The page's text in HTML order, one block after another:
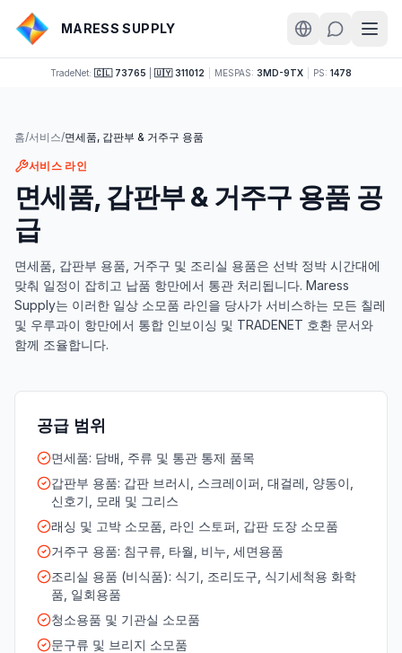
MARESS SUPPLY
TradeNet: 🇨🇱 73765 🇺🇾 311012 MESPAS: 3MD-9TX PS: 1478
홈/서비스/면세품, 갑판부 & 거주구 용품
서비스 라인
면세품, 갑판부 & 거주구 용품 공
급
면세품, 갑판부 용품, 거주구 및 조리실 용품은 선박 정박 시간대에
맞춰 일정이 잡히고 납품 항만에서 통관 처리됩니다. Maress
Supply는 이러한 일상 소모품 라인을 당사가 서비스하는 모든 칠레
및 우루과이 항만에서 통합 인보이싱 및 TRADENET 호환 문서와
함께 조율합니다.
공급 범위
면세품: 담배, 주류 및 통관 통제 품목
갑판부 용품: 갑판 브러시, 스크레이퍼, 대걸레, 양동이,
신호기, 모래 및 그리스
래싱 및 고박 소모품, 라인 스토퍼, 갑판 도장 소모품
거주구 용품: 침구류, 타월, 비누, 세면용품
조리실 용품 (비식품): 식기, 조리도구, 식기세척용 화학
품, 일회용품
청소용품 및 기관실 소모품
문구류 및 브리지 소모품